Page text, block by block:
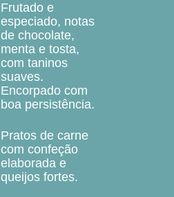
Frutado e
especiado, notas
de chocolate,
menta e tosta,
com taninos
suaves.
Encorpado com
boa persistência.
Pratos de carne
com confeção
elaborada e
queijos fortes.